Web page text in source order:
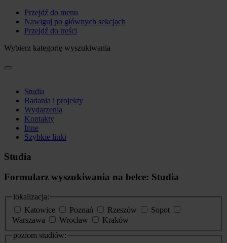
Przejdź do menu
Nawiguj po głównych sekcjach
Przejdź do treści
Wybierz kategorię wyszukiwania
Studia
Badania i projekty
Wydarzenia
Kontakty
Inne
Szybkie linki
Studia
Formularz wyszukiwania na belce: Studia
lokalizacja:
Katowice
Poznań Rzeszów
Sopot
Warszawa
Wrocław
Kraków
poziom studiów: